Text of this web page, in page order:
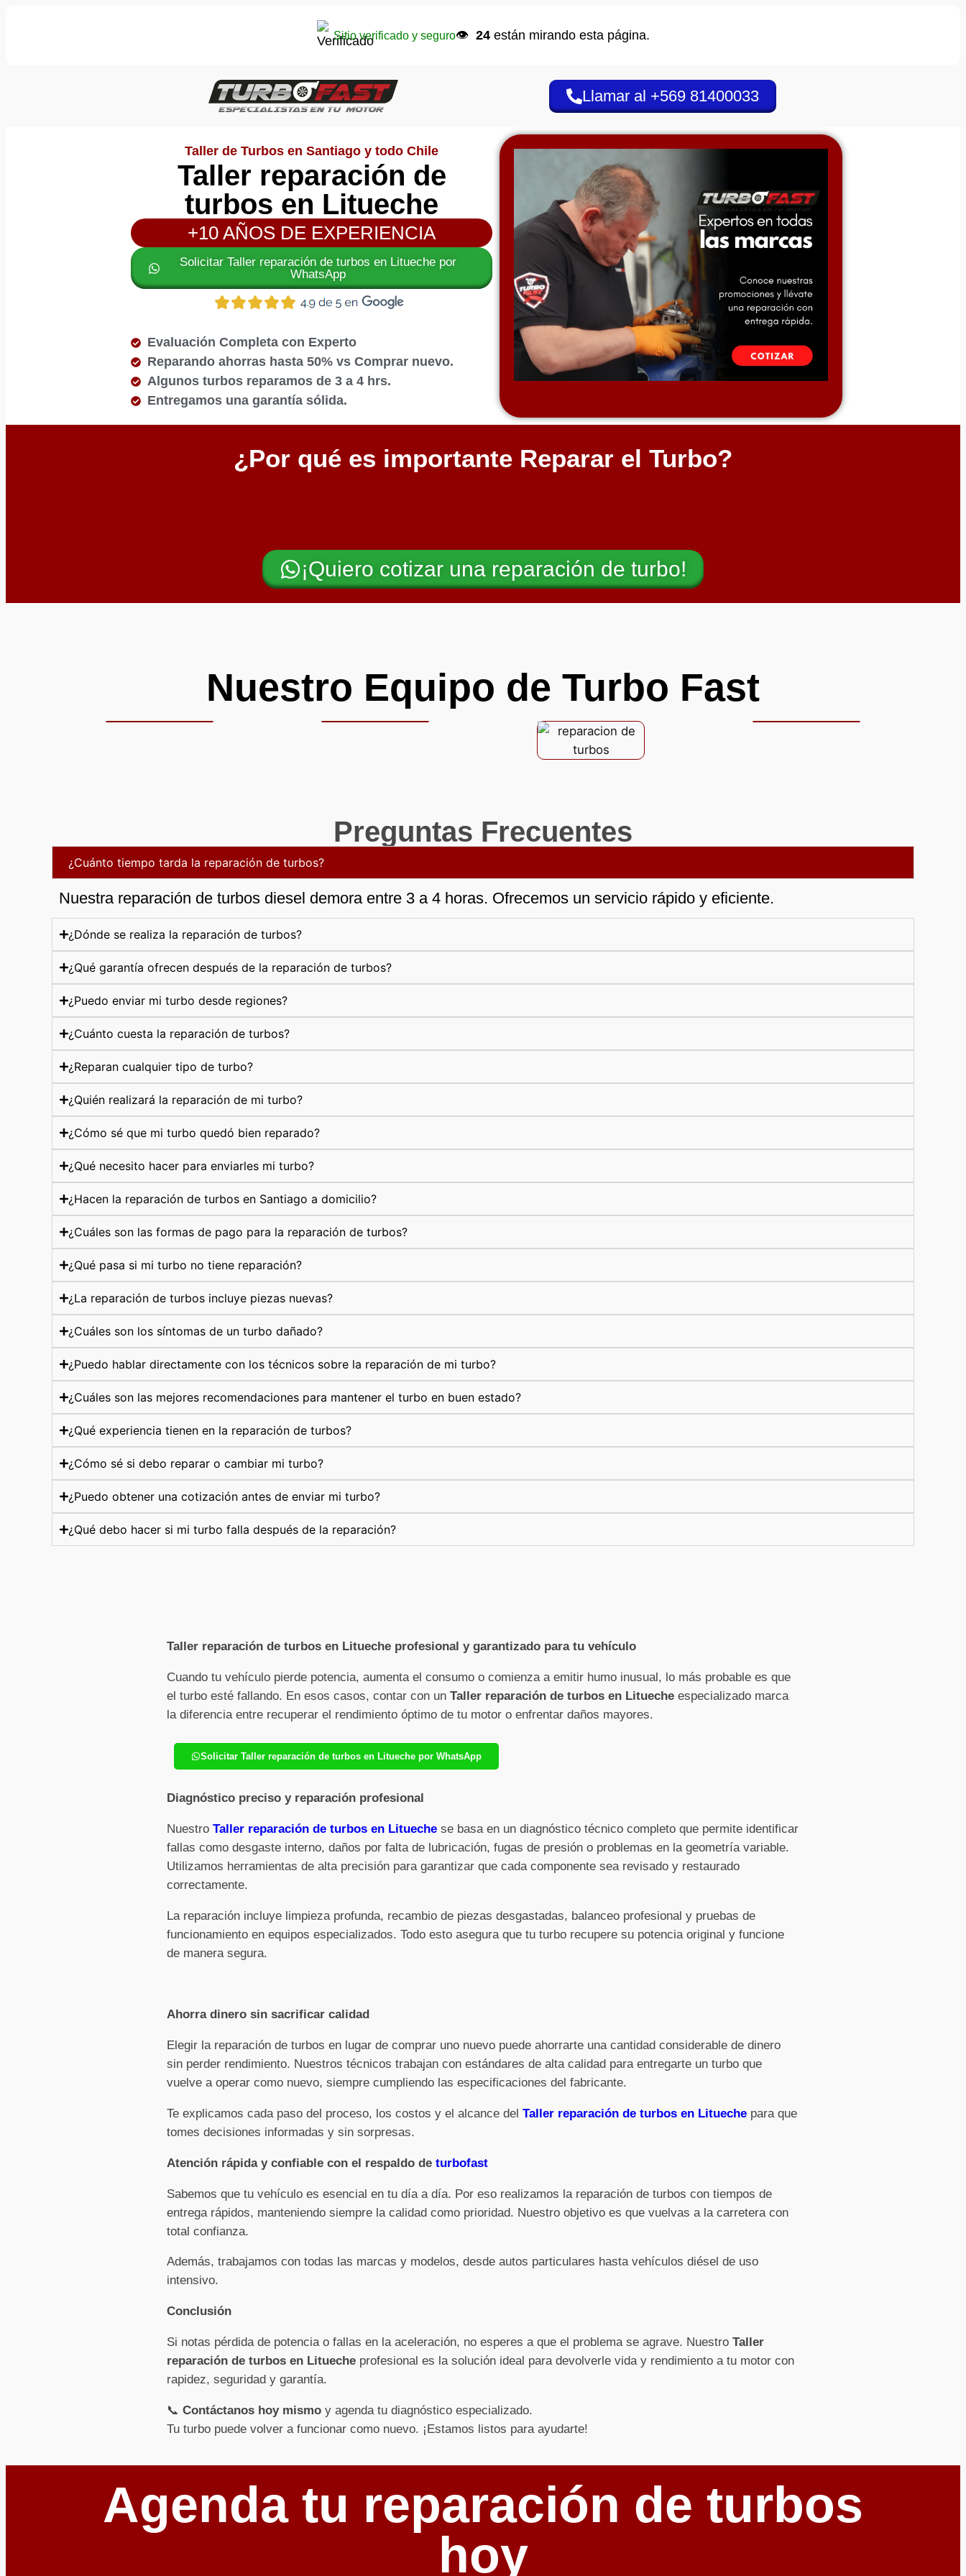
Sitio verificado y seguro👁️ 24están mirando esta página.
Llamar al +569 81400033
Taller de Turbos en Santiago y todo Chile
Taller reparación de
turbos en Litueche
+10 AÑOS DE EXPERIENCIA
Solicitar Taller reparación de turbos en Litueche por
WhatsApp
Evaluación Completa con Experto
Reparando ahorras hasta 50% vs Comprar nuevo.
Algunos turbos reparamos de 3 a 4 hrs.
Entregamos una garantía sólida.
¿Por qué es importante Reparar el Turbo?
¡Quiero cotizar una reparación de turbo!
Nuestro Equipo de Turbo Fast
Preguntas Frecuentes
¿Cuánto tiempo tarda la reparación de turbos?
Nuestra reparación de turbos diesel demora entre 3 a 4 horas. Ofrecemos un servicio rápido y eficiente.
¿Dónde se realiza la reparación de turbos?
¿Qué garantía ofrecen después de la reparación de turbos?
¿Puedo enviar mi turbo desde regiones?
¿Cuánto cuesta la reparación de turbos?
¿Reparan cualquier tipo de turbo?
¿Quién realizará la reparación de mi turbo?
¿Cómo sé que mi turbo quedó bien reparado?
¿Qué necesito hacer para enviarles mi turbo?
¿Hacen la reparación de turbos en Santiago a domicilio?
¿Cuáles son las formas de pago para la reparación de turbos?
¿Qué pasa si mi turbo no tiene reparación?
¿La reparación de turbos incluye piezas nuevas?
¿Cuáles son los síntomas de un turbo dañado?
¿Puedo hablar directamente con los técnicos sobre la reparación de mi turbo?
¿Cuáles son las mejores recomendaciones para mantener el turbo en buen estado?
¿Qué experiencia tienen en la reparación de turbos?
¿Cómo sé si debo reparar o cambiar mi turbo?
¿Puedo obtener una cotización antes de enviar mi turbo?
¿Qué debo hacer si mi turbo falla después de la reparación?
Taller reparación de turbos en Litueche profesional y garantizado para tu vehículo
Cuando tu vehículo pierde potencia, aumenta el consumo o comienza a emitir humo inusual, lo más probable es que
el turbo esté fallando. En esos casos, contar con un Taller reparación de turbos en Litueche especializado marca
la diferencia entre recuperar el rendimiento óptimo de tu motor o enfrentar daños mayores.
Solicitar Taller reparación de turbos en Litueche por WhatsApp
Diagnóstico preciso y reparación profesional
Nuestro Taller reparación de turbos en Litueche se basa en un diagnóstico técnico completo que permite identificar
fallas como desgaste interno, daños por falta de lubricación, fugas de presión o problemas en la geometría variable.
Utilizamos herramientas de alta precisión para garantizar que cada componente sea revisado y restaurado
correctamente.
La reparación incluye limpieza profunda, recambio de piezas desgastadas, balanceo profesional y pruebas de
funcionamiento en equipos especializados. Todo esto asegura que tu turbo recupere su potencia original y funcione
de manera segura.
Ahorra dinero sin sacrificar calidad
Elegir la reparación de turbos en lugar de comprar uno nuevo puede ahorrarte una cantidad considerable de dinero
sin perder rendimiento. Nuestros técnicos trabajan con estándares de alta calidad para entregarte un turbo que
vuelve a operar como nuevo, siempre cumpliendo las especificaciones del fabricante.
Te explicamos cada paso del proceso, los costos y el alcance del Taller reparación de turbos en Litueche para que
tomes decisiones informadas y sin sorpresas.
Atención rápida y confiable con el respaldo de turbofast
Sabemos que tu vehículo es esencial en tu día a día. Por eso realizamos la reparación de turbos con tiempos de
entrega rápidos, manteniendo siempre la calidad como prioridad. Nuestro objetivo es que vuelvas a la carretera con
total confianza.
Además, trabajamos con todas las marcas y modelos, desde autos particulares hasta vehículos diésel de uso
intensivo.
Conclusión
Si notas pérdida de potencia o fallas en la aceleración, no esperes a que el problema se agrave. Nuestro Taller
reparación de turbos en Litueche profesional es la solución ideal para devolverle vida y rendimiento a tu motor con
rapidez, seguridad y garantía.
📞 Contáctanos hoy mismo y agenda tu diagnóstico especializado.
Tu turbo puede volver a funcionar como nuevo. ¡Estamos listos para ayudarte!
Agenda tu reparación de turbos
hoy